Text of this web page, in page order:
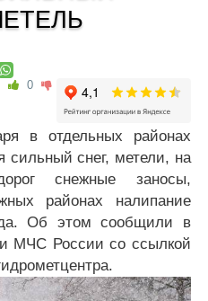
0
в отдельных районах
снег, метели, на
снежные заносы,
районах налипание
Об этом сообщили в
МЧС России со ссылкой